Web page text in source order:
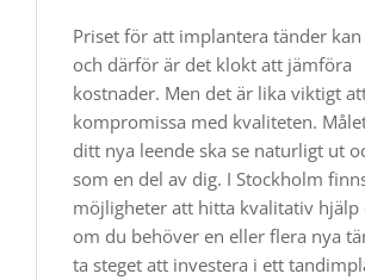
Priset för att implantera tänder kan
och därför är det klokt att jämföra
kostnader. Men det är lika viktigt
kompromissa med kvaliteten.
ditt nya leende ska se naturligt ut
som en del av dig. I Stockholm
möjligheter att hitta kvalitativ hjälp
om du behöver en eller flera nya
ta steget att investera i ett